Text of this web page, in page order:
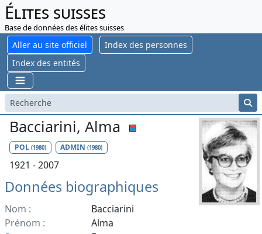
Élites suisses
Base de données des élites suisses
Aller au site officiel
Index des personnes
Index des entités
Bacciarini, Alma
POL (1980) ADMIN(1980)
1921 - 2007
Données biographiques
Nom :
Bacciarini
Prénom :
Alma